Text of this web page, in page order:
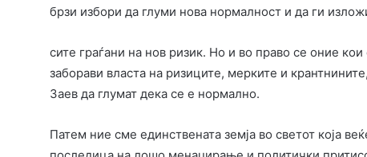
брзи избори да глуми нова нормалност и да ги
сите граѓани на нов ризик. Но и во право се оние
заборави власта на ризиците, мерките и
Заев да глумат дека се е нормално.
Патем ние сме единствената земја во светот која